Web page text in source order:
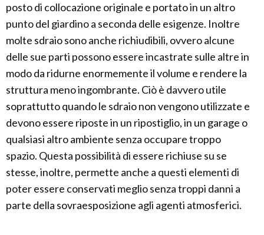
posto di collocazione originale e portato in un altro
punto del giardino a seconda delle esigenze. Inoltre
molte sdraio sono anche richiudibili, ovvero alcune
delle sue parti possono essere incastrate sulle altre in
modo da ridurne enormemente il volume e rendere la
struttura meno ingombrante. Ciò è davvero utile
soprattutto quando le sdraio non vengono utilizzate e
devono essere riposte in un ripostiglio, in un garage o
qualsiasi altro ambiente senza occupare troppo
spazio. Questa possibilità di essere richiuse su se
stesse, inoltre, permette anche a questi elementi di
poter essere conservati meglio senza troppi danni a
parte della sovraesposizione agli agenti atmosferici.